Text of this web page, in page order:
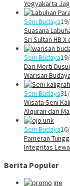
Yogyakarta
Seni Budaya
Suasana
Sri Sultan HB
Seni Budaya
Dari Merti
Warisan
Seni Budaya
Wisata Seni
Alquran dari
Seni Budaya
Pameran
Integritas
Berita Populer